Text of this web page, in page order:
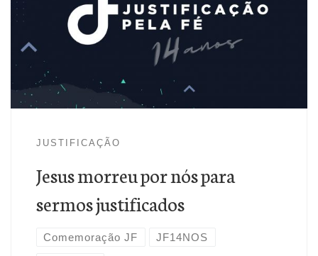
Jesus morreu por nós para sermos justificados
JUSTIFICAÇÃO
Jesus morreu por nós para
sermos justificados
Comemoração JF JF14NOS